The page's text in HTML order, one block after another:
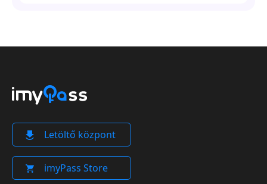
Letöltő központ
imyPass Store